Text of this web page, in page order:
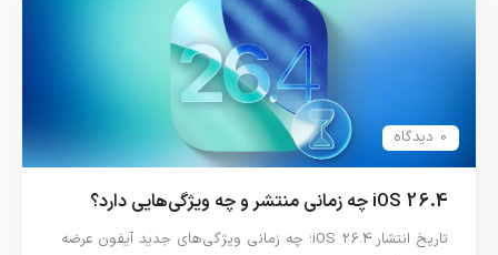
0 دیدگاه
iOS 26.4 چه زمانی منتشر و چه ویژگی‌هایی دارد؟
تاریخ انتشار iOS 26.4؛ چه زمانی ویژگی‌های جدید آیفون عرضه